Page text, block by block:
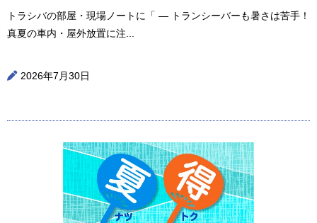
トラシバの部屋・現場ノートに「 ― トランシーバーも暑さは苦手！
真夏の車内・屋外放置に注...
2026年7月30日